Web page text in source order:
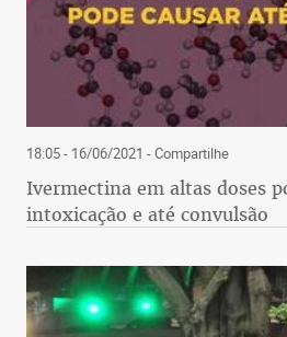
18:05 - 16/06/2021 - Compartilhe
Ivermectina em altas doses
intoxicação e até convulsão